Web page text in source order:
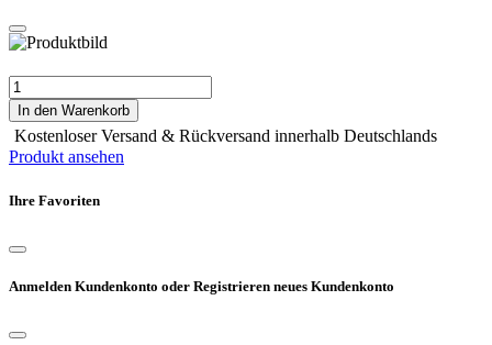
In den Warenkorb
Kostenloser Versand & Rückversand innerhalb Deutschlands
Produkt ansehen
Ihre Favoriten
Anmelden Kundenkonto oder Registrieren neues Kundenkonto